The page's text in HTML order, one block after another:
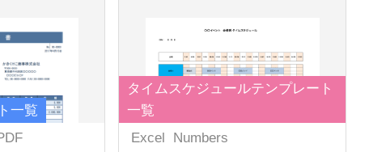
一覧
タイムスケジュールテンプレート
一覧
Excel
Numbers